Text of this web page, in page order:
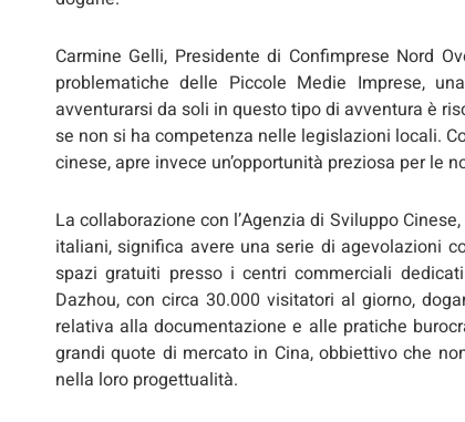
Carmine Gelli, Presidente di Confimprese Nord
problematiche delle Piccole Medie Imprese,
avventurarsi da soli in questo tipo di avventura è
se non si ha competenza nelle legislazioni locali.
cinese, apre invece un’opportunità preziosa per le
La collaborazione con l’Agenzia di Sviluppo
italiani, significa avere una serie di agevolazioni
spazi gratuiti presso i centri commerciali
Dazhou, con circa 30.000 visitatori al giorno,
relativa alla documentazione e alle pratiche
grandi quote di mercato in Cina, obbiettivo che
nella loro progettualità.